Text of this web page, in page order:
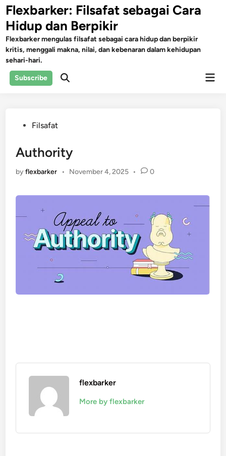
Skip
to
content
Flexbarker: Filsafat sebagai Cara
Hidup dan Berpikir
Flexbarker mengulas filsafat sebagai cara hidup dan berpikir
kritis, menggali makna, nilai, dan kebenaran dalam kehidupan
sehari-hari.
Subscribe
Open
PostedFilsafat
Authority
byflexbarker • November 4, 2025 • 0
flexbarker
More by flexbarker